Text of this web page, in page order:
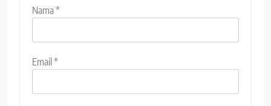
Nama*
Email*